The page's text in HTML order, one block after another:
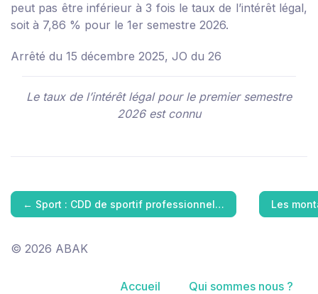
peut pas être inférieur à 3 fois le taux de l’intérêt légal,
soit à 7,86 % pour le 1er semestre 2026.
Arrêté du 15 décembre 2025, JO du 26
Le taux de l’intérêt légal pour le premier semestre
2026 est connu
← Sport : CDD de sportif professionnel… Les
© 2026 ABAK
Accueil Qui sommes nous ?